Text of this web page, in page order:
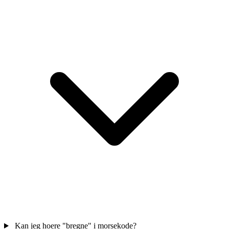
Kan jeg hoere "bregne" i morsekode?